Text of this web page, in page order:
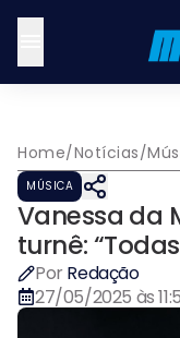
Home/Notícias/
MÚSICA
Vanessa da
turnê:
Por Redação
27/05/2025 às